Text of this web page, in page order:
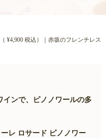
¥4,900 税込）｜赤坂のフレンチレス
インで、ピノノワールの多
レ ロサード ピノノワー